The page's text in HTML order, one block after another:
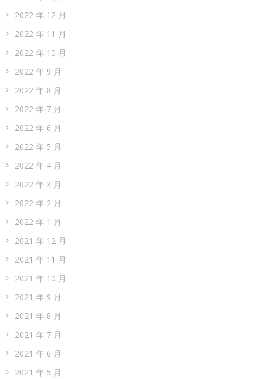
2022 年 12 月
2022 年 11 月
2022 年 10 月
2022 年 9 月
2022 年 8 月
2022 年 7 月
2022 年 6 月
2022 年 5 月
2022 年 4 月
2022 年 3 月
2022 年 2 月
2022 年 1 月
2021 年 12 月
2021 年 11 月
2021 年 10 月
2021 年 9 月
2021 年 8 月
2021 年 7 月
2021 年 6 月
2021 年 5 月